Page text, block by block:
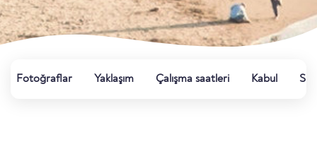
Fotoğraflar Yaklaşım Çalışma saatleri Kabul Su